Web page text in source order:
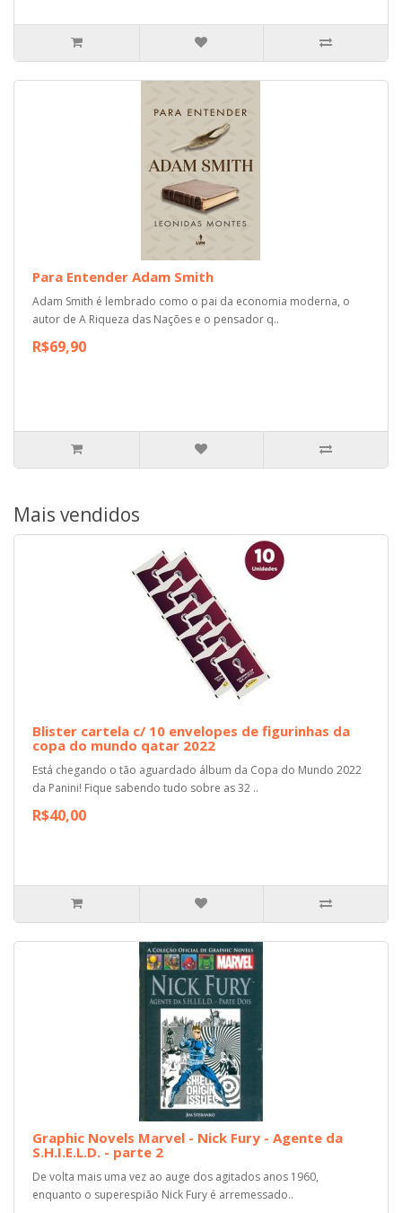
Para Entender Adam Smith
Adam Smith é lembrado como o pai da economia moderna, o
autor de A Riqueza das Nações e o pensador q..
R$69,90
Mais vendidos
Blister cartela c/ 10 envelopes de figurinhas da
copa do mundo qatar 2022
Está chegando o tão aguardado álbum da Copa do Mundo 2022
da Panini! Fique sabendo tudo sobre as 32 ..
R$40,00
Graphic Novels Marvel - Nick Fury - Agente da
S.H.I.E.L.D. - parte 2
De volta mais uma vez ao auge dos agitados anos 1960,
enquanto o superespião Nick Fury é arremessado..